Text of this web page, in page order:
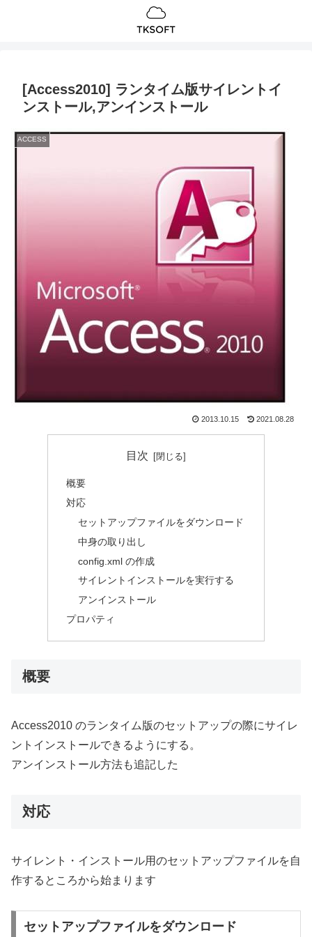
[Access2010] ランタイム版サイレントイ
ンストール,アンインストール
ACCESS
2013.10.15 2021.08.28
目次
概要
対応
セットアップファイルをダウンロード
中身の取り出し
config.xml の作成
サイレントインストールを実行する
アンインストール
プロパティ
概要
Access2010 のランタイム版のセットアップの際にサイレ
ントインストールできるようにする。
アンインストール方法も追記した
対応
サイレント・インストール用のセットアップファイルを自
作するところから始まります
セットアップファイルをダウンロード